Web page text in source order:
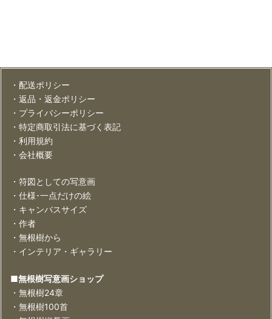
・配送ポリシー
・返品・返金ポリシー
・プライバシーポリシー
・特定商取引法に基づく表記
・利用規約
・会社概要
・符図としての写意画
・仕様･一点だけの絵
・キャンバスサイズ
・作者
・無根樹から
・インテリア・ギャラリー
■無根樹写意画ショップ
・無根樹24章
・無根樹100首